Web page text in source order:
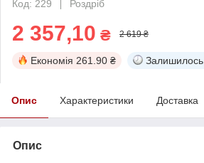
Код: 229
Роздріб
2 357,10 ₴ 2 619 ₴
Економія 261.90 ₴ Залишилось
Опис Характеристики Доставка
Опис